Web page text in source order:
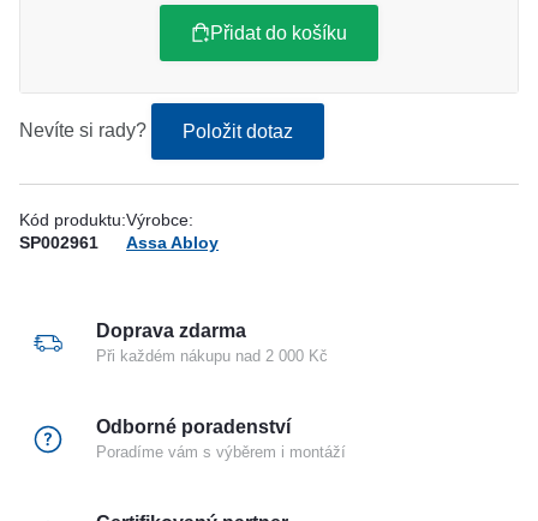
Přidat do košíku
Nevíte si rady? Položit dotaz
Kód produktu:
SP002961
Výrobce:
Assa Abloy
Doprava zdarma
Při každém nákupu nad 2 000 Kč
Odborné poradenství
Poradíme vám s výběrem i montáží